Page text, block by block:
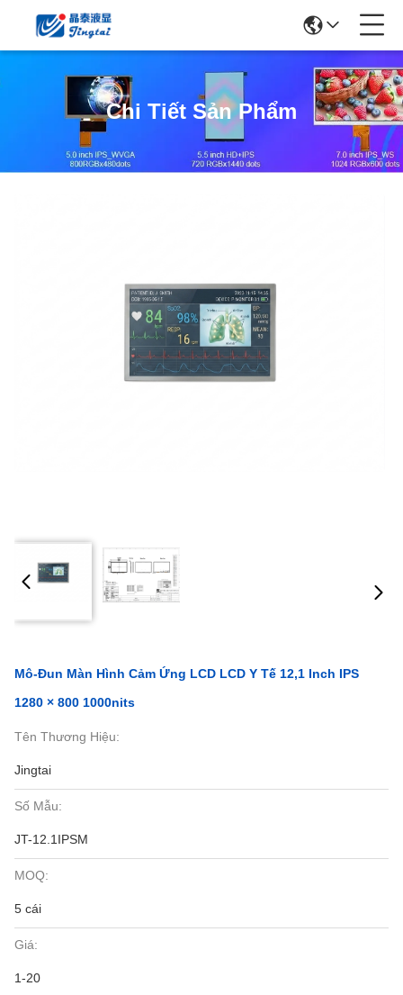
Chi Tiết Sản Phẩm
Mô-Đun Màn Hình Cảm Ứng LCD LCD Y Tế 12,1 Inch IPS
1280 × 800 1000nits
Tên Thương Hiệu:
Jingtai
Số Mẫu:
JT-12.1IPSM
MOQ:
5 cái
Giá:
1-20